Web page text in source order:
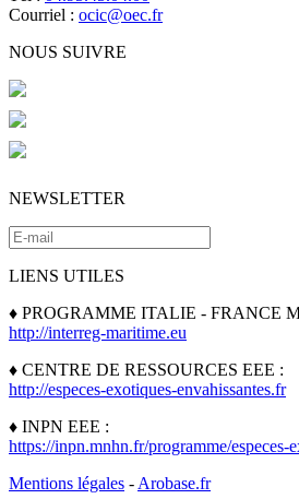
Courriel : ocic@oec.fr
NOUS SUIVRE
NEWSLETTER
LIENS UTILES
♦ PROGRAMME ITALIE - FRANCE
http://interreg-maritime.eu
♦ CENTRE DE RESSOURCES EEE :
http://especes-exotiques-envahissantes.fr
♦ INPN EEE :
https://inpn.mnhn.fr/programme/especes-
Mentions légales - Arobase.fr